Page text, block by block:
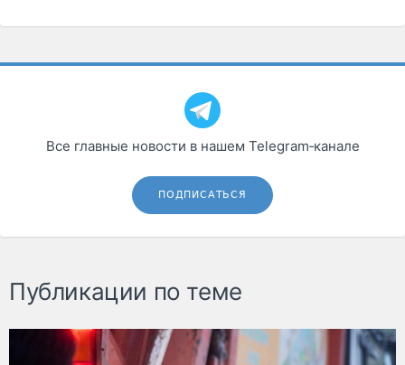
Все главные новости в нашем Telegram‑канале
ПОДПИСАТЬСЯ
Публикации по теме